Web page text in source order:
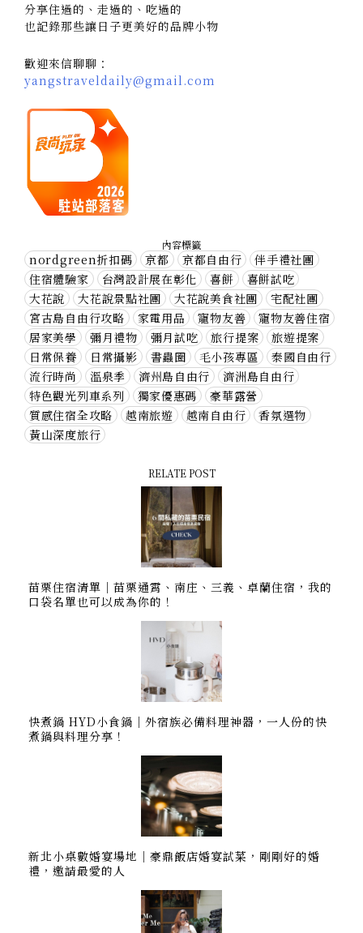
分享住過的、走過的、吃過的
也記錄那些讓日子更美好的品牌小物
歡迎來信聊聊：
yangstraveldaily@gmail.com
內容標籤
nordgreen折扣碼 京都 京都自由行
伴手禮社團
住宿體驗家
台灣設計展在彰化 喜餅
喜餅試吃
大花說
大花說景點社團 大花說美食社團
宅配社團
宮古島自由行攻略
家電用品 寵物友善
寵物友善住宿
居家美學
彌月禮物 彌月試吃 旅行提案
旅遊提案
日常保養
日常攝影 書蟲圈 毛小孩專區
泰國自由行
流行時尚
溫泉季 濟州島自由行
濟洲島自由行
特色觀光列車系列
獨家優惠碼
豪華露營
質感住宿全攻略
越南旅遊 越南自由行
香氛選物
黃山深度旅行
RELATE POST
苗栗住宿清單｜苗栗通霄、南庄、三義、卓蘭住宿，我的
口袋名單也可以成為你的！
快煮鍋 HYD小食鍋｜外宿族必備料理神器，一人份的快
煮鍋與料理分享！
新北小桌數婚宴場地｜豪鼎飯店婚宴試菜，剛剛好的婚
禮，邀請最愛的人